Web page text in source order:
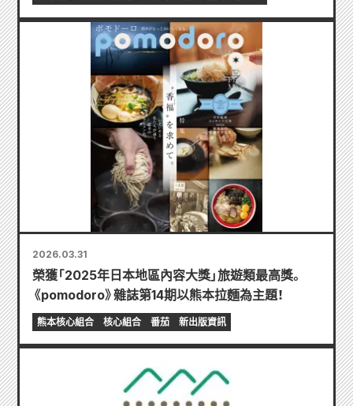
2026.03.31
榮獲「2025年日本地區內容大獎」旅遊類最高獎。
《pomodoro》雜誌第14期以熊本拉麵為主題！
熊本核心組合 核心組合 番茄 新出版資訊